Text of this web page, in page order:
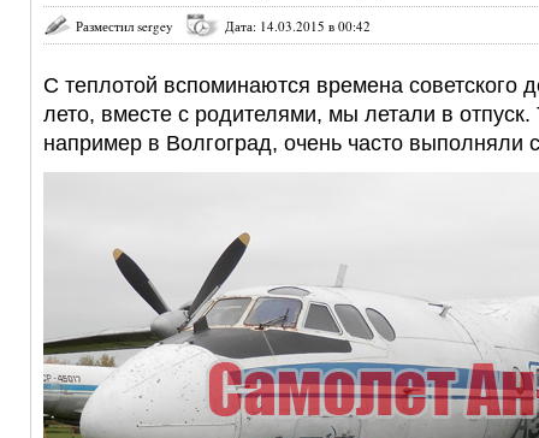
Разместил sergey Дата: 14.03.2015 в 00:42
С теплотой вспоминаются времена советского
лето, вместе с родителями, мы летали в отпуск.
например в Волгоград, очень часто выполняли